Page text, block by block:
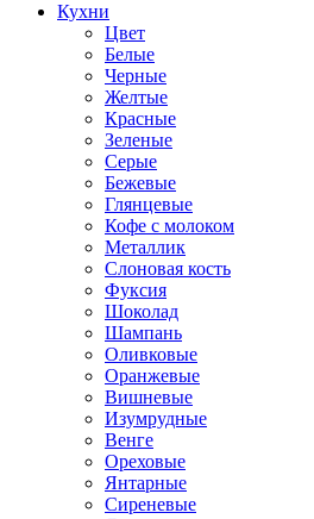
Кухни
Цвет
Белые
Черные
Желтые
Красные
Зеленые
Серые
Бежевые
Глянцевые
Кофе с молоком
Металлик
Слоновая кость
Фуксия
Шоколад
Шампань
Оливковые
Оранжевые
Вишневые
Изумрудные
Венге
Ореховые
Янтарные
Сиреневые